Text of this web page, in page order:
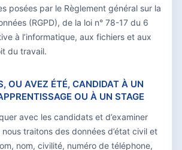
posées par le Règlement général sur la
(RGPD), de la loi n° 78-17 du 6
à l’informatique, aux fichiers et aux
du travail.
OU AVEZ ÉTÉ, CANDIDAT À UN
OU À UN STAGE
avec les candidats et d’examiner
traitons des données d’état civil et
nom, civilité, numéro de téléphone,